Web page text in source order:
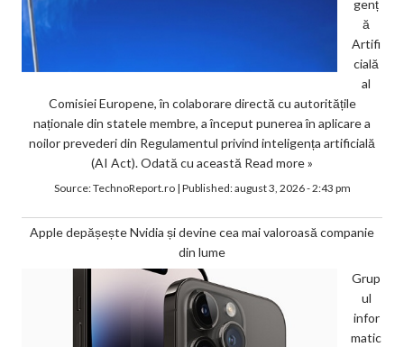
genț
ă
Artifi
cială
al
Comisiei Europene, în colaborare directă cu autoritățile
naționale din statele membre, a început punerea în aplicare a
noilor prevederi din Regulamentul privind inteligența artificială
(AI Act). Odată cu această Read more »
Source:TechnoReport.ro| Published:august 3, 2026 - 2:43 pm
Apple depășește Nvidia și devine cea mai valoroasă companie
din lume
Grup
ul
infor
matic